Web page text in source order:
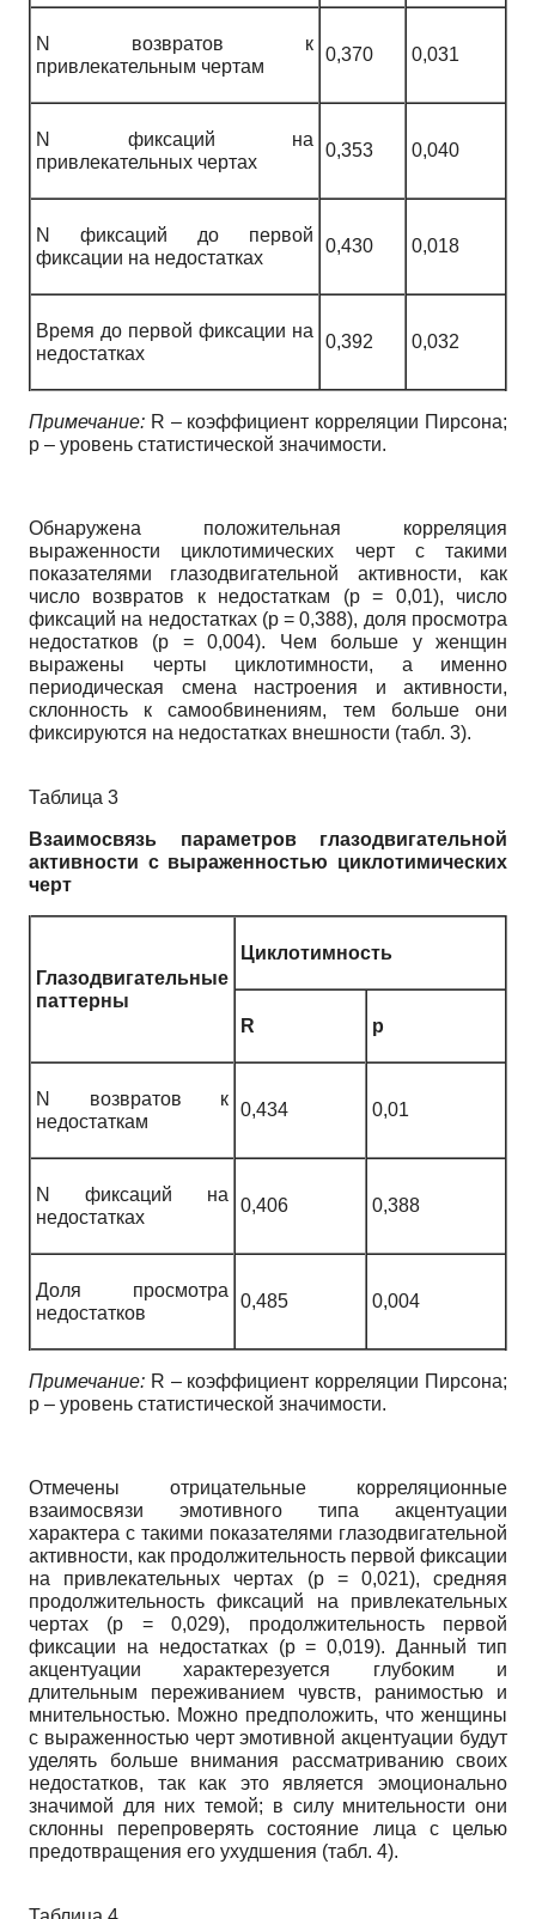
N возвратов к
привлекательным чертам
0,370 0,031
N фиксаций на
привлекательных чертах
0,353 0,040
N фиксаций до первой
фиксации на недостатках
0,430 0,018
Время до первой фиксации на
недостатках
0,392 0,032
Примечание: R – коэффициент корреляции Пирсона;
р – уровень статистической значимости.
Обнаружена положительная корреляция
выраженности циклотимических черт с такими
показателями глазодвигательной активности, как
число возвратов к недостаткам (р = 0,01), число
фиксаций на недостатках (р = 0,388), доля просмотра
недостатков (р = 0,004). Чем больше у женщин
выражены черты циклотимности, а именно
периодическая смена настроения и активности,
склонность к самообвинениям, тем больше они
фиксируются на недостатках внешности (табл. 3).
Таблица 3
Взаимосвязь параметров глазодвигательной
активности с выраженностью циклотимических
черт
Глазодвигательные
паттерны
Циклотимность
R p
N возвратов к
недостаткам
0,434 0,01
N фиксаций на
недостатках
0,406 0,388
Доля просмотра
недостатков
0,485 0,004
Примечание: R – коэффициент корреляции Пирсона;
р – уровень статистической значимости.
Отмечены отрицательные корреляционные
взаимосвязи эмотивного типа акцентуации
характера с такими показателями глазодвигательной
активности, как продолжительность первой фиксации
на привлекательных чертах (р = 0,021), средняя
продолжительность фиксаций на привлекательных
чертах (р = 0,029), продолжительность первой
фиксации на недостатках (р = 0,019). Данный тип
акцентуации характерезуется глубоким и
длительным переживанием чувств, ранимостью и
мнительностью. Можно предположить, что женщины
с выраженностью черт эмотивной акцентуации будут
уделять больше внимания рассматриванию своих
недостатков, так как это является эмоционально
значимой для них темой; в силу мнительности они
склонны перепроверять состояние лица с целью
предотвращения его ухудшения (табл. 4).